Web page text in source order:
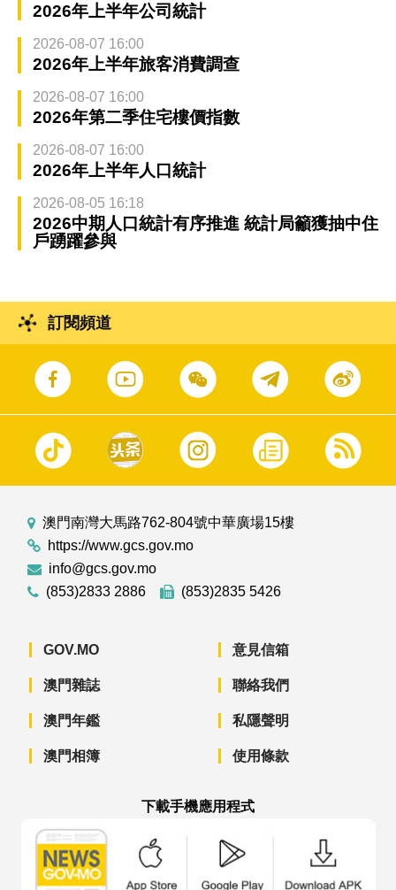
2026年上半年公司統計
2026-08-07 16:00
2026年上半年旅客消費調查
2026-08-07 16:00
2026年第二季住宅樓價指數
2026-08-07 16:00
2026年上半年人口統計
2026-08-05 16:18
2026中期人口統計有序推進 統計局籲獲抽中住
戶踴躍參與
訂閱頻道
澳門南灣大馬路762-804號中華廣場15樓
https://www.gcs.gov.mo
info@gcs.gov.mo
(853)2833 2886
(853)2835 5426
GOV.MO
澳門雜誌
澳門年鑑
澳門相簿
意見信箱
聯絡我們
私隱聲明
使用條款
下載手機應用程式